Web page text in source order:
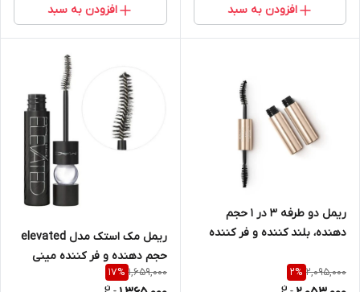
افزودن به سبد افزودن به سبد
ریمل دو طرفه ۳ در ۱ حجم
دهنده، بلند کننده و فر کننده
(اصل) سایز فولسایز
2,095,000
2%
ریمل مک استک مدل elevated
حجم دهنده و فر کننده مینی
۳میل (اصل)
1,659,000
17%